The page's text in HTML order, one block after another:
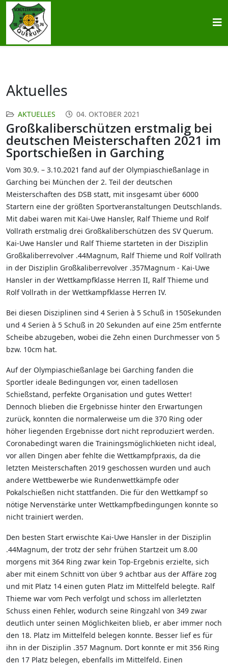
Aktuelles
AKTUELLES 04. OKTOBER 2021
Großkaliberschützen erstmalig bei
deutschen Meisterschaften 2021 im
Sportschießen in Garching
Vom 30.9. – 3.10.2021 fand auf der Olympiaschießanlage in
Garching bei München der 2. Teil der deutschen
Meisterschaften des DSB statt, mit insgesamt über 6000
Startern eine der größten Sportveranstaltungen Deutschlands.
Mit dabei waren mit Kai-Uwe Hansler, Ralf Thieme und Rolf
Vollrath erstmalig drei Großkaliberschützen des SV Querum.
Kai-Uwe Hansler und Ralf Thieme starteten in der Disziplin
Großkaliberrevolver .44Magnum, Ralf Thieme und Rolf Vollrath
in der Disziplin Großkaliberrevolver .357Magnum - Kai-Uwe
Hansler in der Wettkampfklasse Herren II, Ralf Thieme und
Rolf Vollrath in der Wettkampfklasse Herren IV.
Bei diesen Disziplinen sind 4 Serien à 5 Schuß in 150Sekunden
und 4 Serien à 5 Schuß in 20 Sekunden auf eine 25m entfernte
Scheibe abzugeben, wobei die Zehn einen Durchmesser von 5
bzw. 10cm hat.
Auf der Olympiaschießanlage bei Garching fanden die
Sportler ideale Bedingungen vor, einen tadellosen
Schießstand, perfekte Organisation und gutes Wetter!
Dennoch blieben die Ergebnisse hinter den Erwartungen
zurück, konnten die normalerweise um die 370 Ring oder
höher liegenden Ergebnisse dort nicht reproduziert werden.
Coronabedingt waren die Trainingsmöglichkieten nicht ideal,
vor allen Dingen aber fehlte die Wettkampfpraxis, da die
letzten Meisterschaften 2019 geschossen wurden und auch
andere Wettbewerbe wie Rundenwettkämpfe oder
Pokalschießen nicht stattfanden. Die für den Wettkampf so
nötige Nervenstärke unter Wettkampfbedingungen konnte so
nicht trainiert werden.
Den besten Start erwischte Kai-Uwe Hansler in der Disziplin
.44Magnum, der trotz der sehr frühen Startzeit um 8.00
morgens mit 364 Ring zwar kein Top-Ergebnis erzielte, sich
aber mit einem Schnitt von über 9 achtbar aus der Affäre zog
und mit Platz 14 einen guten Platz im Mittelfeld belegte. Ralf
Thieme war vom Pech verfolgt und schoss im allerletzten
Schuss einen Fehler, wodurch seine Ringzahl von 349 zwar
deutlich unter seinen Möglichkeiten blieb, er aber immer noch
den 18. Platz im Mittelfeld belegen konnte. Besser lief es für
ihn in der Disziplin .357 Magnum. Dort konnte er mit 356 Ring
den 17 Platz belegen, ebenfalls im Mittelfeld. Einen